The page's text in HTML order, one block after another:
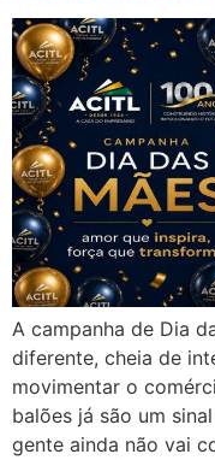
A campanha de Dia
diferente, cheia de
movimentar o
balões já são um
gente ainda não vai